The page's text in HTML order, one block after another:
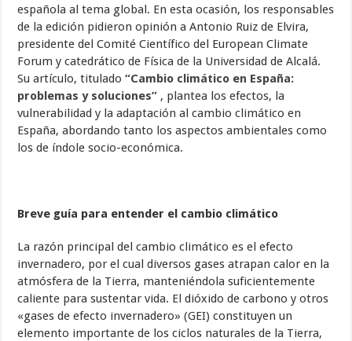
española al tema global. En esta ocasión, los responsables
de la edición pidieron opinión a Antonio Ruiz de Elvira,
presidente del Comité Científico del European Climate
Forum y catedrático de Física de la Universidad de Alcalá.
Su artículo, titulado“Cambio climático en España:
problemas y soluciones” , plantea los efectos, la
vulnerabilidad y la adaptación al cambio climático en
España, abordando tanto los aspectos ambientales como
los de índole socio-económica.
Breve guía para entender el cambio climático
La razón principal del cambio climático es el efecto
invernadero, por el cual diversos gases atrapan calor en la
atmósfera de la Tierra, manteniéndola suficientemente
caliente para sustentar vida. El dióxido de carbono y otros
«gases de efecto invernadero» (GEI) constituyen un
elemento importante de los ciclos naturales de la Tierra,